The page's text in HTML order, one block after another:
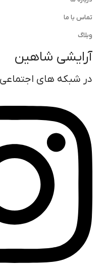
تماس با ما
وبلاگ
آرایشی شاهین
در شبکه های اجتماعی